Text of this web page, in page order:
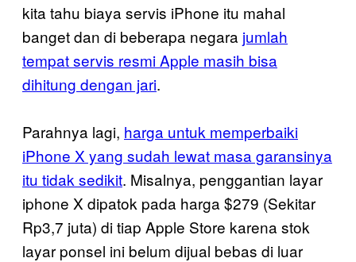
kita tahu biaya servis iPhone itu mahal
banget dan di beberapa negara jumlah
tempat servis resmi Apple masih bisa
dihitung dengan jari.
Parahnya lagi, harga untuk memperbaiki
iPhone X yang sudah lewat masa garansinya
itu tidak sedikit. Misalnya, penggantian layar
iphone X dipatok pada harga $279 (Sekitar
Rp3,7 juta) di tiap Apple Store karena stok
layar ponsel ini belum dijual bebas di luar